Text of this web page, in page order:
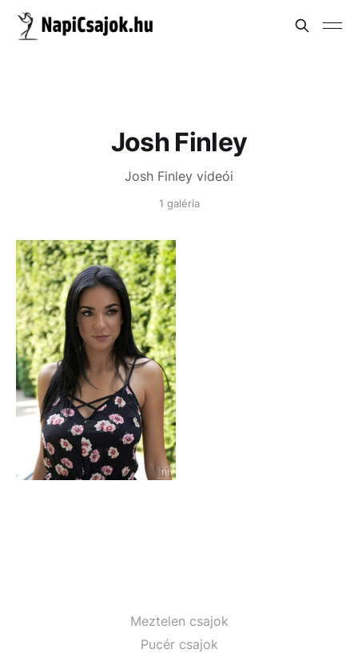
Josh Finley
Josh Finley videói
1 galéria
Meztelen csajok
Pucér csajok